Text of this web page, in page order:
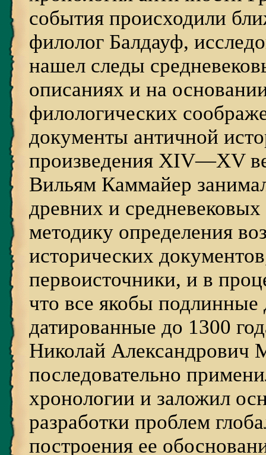
события происходили
филолог Балдауф,
нашел следы
описаниях и на
филологических
документы античной
произведения XIV—XV
Вильям Каммайер
древних и
методику определения
исторических
первоисточники, и в
что все якобы
датированные до 1300
Николай Александрович
последовательно
хронологии и заложил
разработки проблем
построения ее